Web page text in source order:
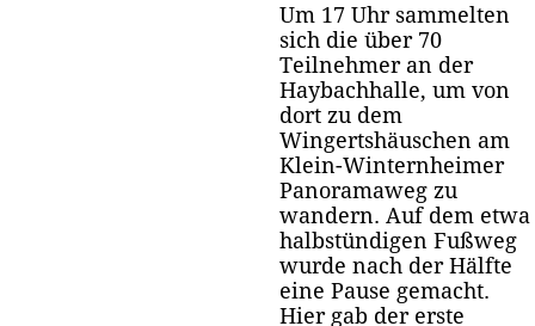
Um 17 Uhr sammelten
sich die über 70
Teilnehmer an der
Haybachhalle, um von
dort zu dem
Wingertshäuschen am
Klein-Winternheimer
Panoramaweg zu
wandern. Auf dem etwa
halbstündigen Fußweg
wurde nach der Hälfte
eine Pause gemacht.
Hier gab der erste